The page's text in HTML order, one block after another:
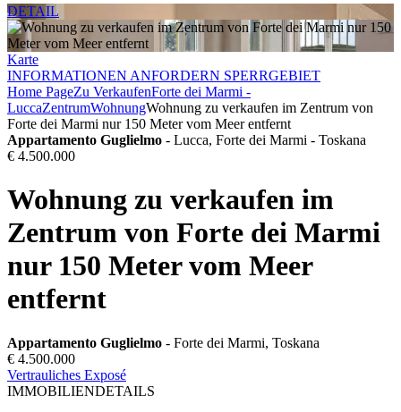
DETAIL
Karte
INFORMATIONEN ANFORDERN SPERRGEBIET
Home PageZu VerkaufenForte dei Marmi -
LuccaZentrumWohnungWohnung zu verkaufen im Zentrum von
Forte dei Marmi nur 150 Meter vom Meer entfernt
Appartamento Guglielmo - Lucca, Forte dei Marmi - Toskana
€ 4.500.000
Wohnung zu verkaufen im
Zentrum von Forte dei Marmi
nur 150 Meter vom Meer
entfernt
Appartamento Guglielmo - Forte dei Marmi, Toskana
€ 4.500.000
Vertrauliches Exposé
IMMOBILIENDETAILS